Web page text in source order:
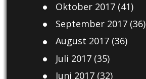
Oktober 2017(41)
September 2017(36)
August 2017(36)
Juli 2017(35)
Juni 2017(32)